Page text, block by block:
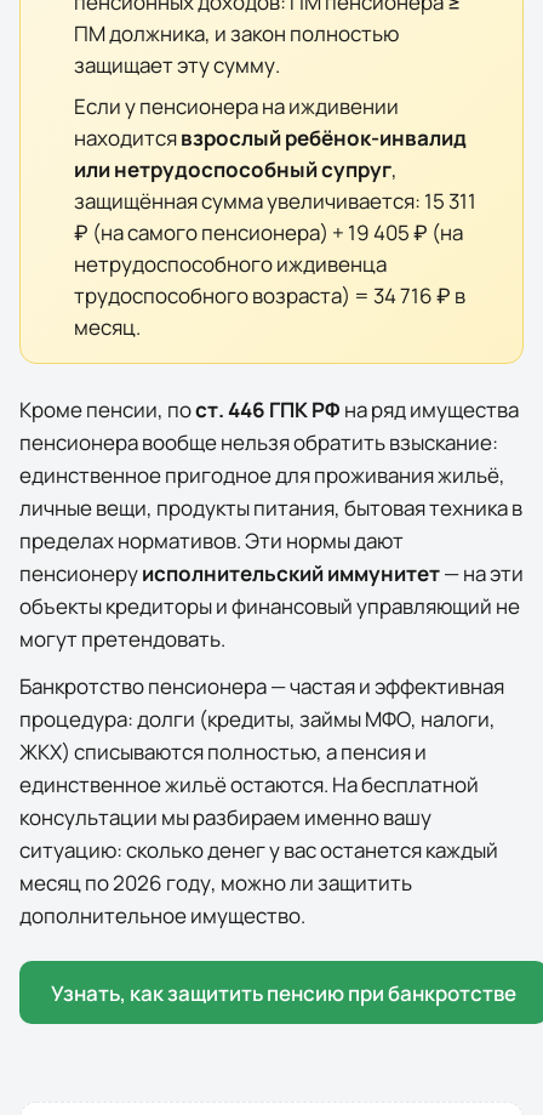
ПМ должника, и закон полностью
защищает эту сумму.
Если у пенсионера на иждивении
находитсявзрослый ребёнок-инвалид
или нетрудоспособный супруг,
защищённая сумма увеличивается: 15 311
₽ (на самого пенсионера) + 19 405 ₽ (на
нетрудоспособного иждивенца
трудоспособного возраста) = 34 716 ₽ в
месяц.
Кроме пенсии, пост. 446 ГПК РФ на ряд имущества
пенсионера вообще нельзя обратить взыскание:
единственное пригодное для проживания жильё,
личные вещи, продукты питания, бытовая техника в
пределах нормативов. Эти нормы дают
пенсионеруисполнительский иммунитет— на эти
объекты кредиторы и финансовый управляющий не
могут претендовать.
Банкротство пенсионера — частая и эффективная
процедура: долги (кредиты, займы МФО, налоги,
ЖКХ) списываются полностью, а пенсия и
единственное жильё остаются. На бесплатной
консультации мы разбираем именно вашу
ситуацию: сколько денег у вас останется каждый
месяц по2026 году, можно ли защитить
дополнительное имущество.
Узнать, как защитить пенсию при банкротстве